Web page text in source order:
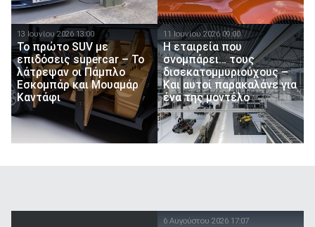
13 Ιουνίου 2026 13:00
Το πρώτο SUV με
επιδόσεις supercar – Το
λάτρεψαν οι Πάμπλο
Εσκομπάρ και Μουαμάρ
Καντάφι
11 Ιουνίου 2026 09:00
Η εταιρεία που
σνομπάρει… τους
δισεκατομμυριούχους –
Και αυτοί παρακαλάνε για
ένα της μοντέλο
6 Αυγούστου 2026 17:07